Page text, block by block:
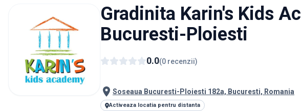
Gradinita Karin's Kids
Bucuresti-Ploiesti
0.0(0 recenzii)
Soseaua Bucuresti-Ploiesti 182a, Bucuresti, Romania
Activeaza locatia pentru distanta